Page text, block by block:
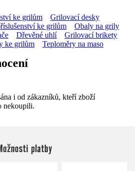
ke grilům
Grilovací desky
ke grilům
Obaly na grily
Dřevěné uhlí
Grilovací brikety
ke grilům Teploměry na maso
i od zákazníků, kteří zboží
nekoupili.
platby